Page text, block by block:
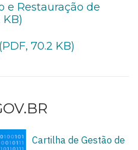
e Restauração de
KB)
70.2 KB)
Cartilha de Gestão de